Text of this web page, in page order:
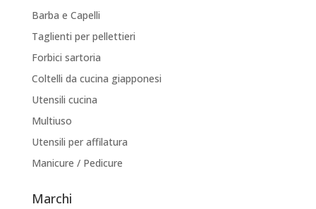
Barba e Capelli
Taglienti per pellettieri
Forbici sartoria
Coltelli da cucina giapponesi
Utensili cucina
Multiuso
Utensili per affilatura
Manicure / Pedicure
Marchi